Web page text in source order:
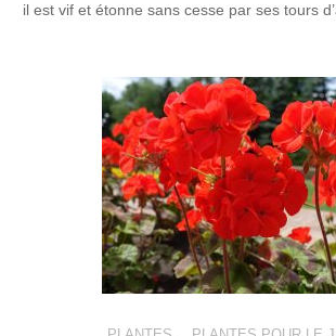
il est vif et étonne sans cesse par ses tours